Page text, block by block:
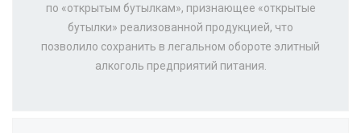
по «открытым бутылкам», признающее «открытые
бутылки» реализованной продукцией, что
позволило сохранить в легальном обороте элитный
алкоголь предприятий питания.